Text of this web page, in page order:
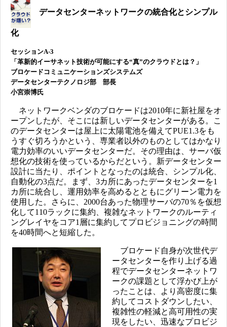
データセンターネットワークの統合化とシンプル
化
セッションA-3
「革新的イーサネット技術が可能にする“真”のクラウドとは？」
ブロケードコミュニケーションズシステムズ
データセンターテクノロジ部 部長
小宮崇博氏
ネットワークベンダのブロケードは2010年に新社屋をオ
ープンしたが、そこには新しいデータセンターがある。こ
のデータセンターは屋上に太陽電池を備えてPUE1.3をも
うすぐ切ろうかという、専業者以外のものとしてはかなり
電力効率のいいデータセンターだ。その理由は、サーバ仮
想化の技術を使っているからだという。新データセンター
設計に当たり、ポイントとなったのは統合、シンプル化、
自動化の3点だ。まず、3カ所にあったデータセンターを1
カ所に統合し、運用効率を高めるとともにグリーン電力を
使用した。さらに、2000台あった物理サーバの70％を仮想
化して110ラックに集約、複雑なネットワークのルーティ
ングレイヤをコア1層に集約してプロビジョニングの時間
を40時間へと短縮した。
ブロケード自身が次世代デ
ータセンターを作り上げる過
程でデータセンターネットワ
ークの課題として浮かび上が
ったことは、より高密度に集
約してコストダウンしたい、
複雑性の軽減と高可用性の実
現をしたい、迅速なプロビジ